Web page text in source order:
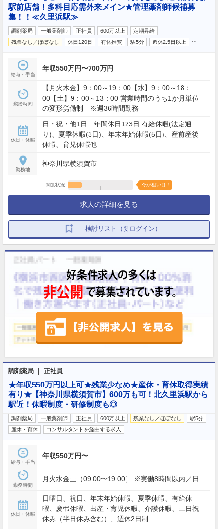
駅前店舗！多科目応需外来メイン★管理薬剤師候補募
集！！≪久里浜駅≫
調剤薬局 一般薬剤師 正社員 600万以上
定期昇給
残業なし／ほぼなし
休日120日 有休推奨 駅5分 週休2.5日以上
給与・手当
年収550万円〜700万円
勤務時間
【月火木金】9：00～19：00【水】9：00～18：
00【土】9：00～13：00 営業時間のうち1か月単位
の変形労働制 ※週36時間勤務
休日・休暇
日・祝・他1日 年間休日123日 有給休暇(法定通
り)、夏季休暇(3日)、年末年始休暇(5日)、産前産後
休暇、育児休暇他
勤務地
神奈川県横須賀市
閲覧状況 今が狙い目！
求人の詳細を見る
検討リスト（要ログイン）
調剤薬局 ｜ 正社員
★年収550万円以上可★残業少なめ★産休・育休取得実績
有り★【神奈川県横須賀市】600万も可！北久里浜駅から
駅近！休暇制度・研修制度も◎
調剤薬局 一般薬剤師 正社員 600万以上 残業なし／ほぼなし
駅5分
産休・育休
コンサルタントを経由する求人
給与・手当
年収550万円〜
勤務時間
月火水金土（09:00〜19:00） ※実働8時間以内／日
休日・休暇
日曜日、祝日、年末年始休暇、夏季休暇、有給休
暇、慶弔休暇、出産・育児休暇、介護休暇、土日祝
休み（半日休み含む）、週休2日制